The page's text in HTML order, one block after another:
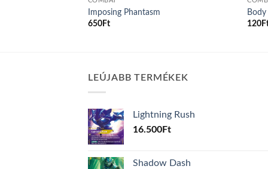
Imposing Phantasm
650Ft
Body
120
LEÚJABB TERMÉKEK
Lightning Rush
16.500Ft
Shadow Dash